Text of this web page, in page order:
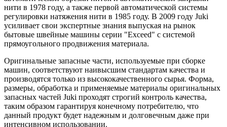
нити в 1978 году, а также первой автоматической системы
регулировки натяжения нити в 1985 году. В 2009 году Juki
усиливает свои экспертные знания выпуская на рынок
бытовые швейные машины серии "Exceed" с системой
прямоугольного продвижения материала.
Оригинальные запасные части, используемые при сборке
машин, соответствуют наивысшим стандартам качества и
производятся только из высококачественного сырья. Форма,
размеры, обработка и применяемые материалы оригинальных
запасных частей Juki проходят строгий контроль качества,
таким образом гарантируя конечному потребителю, что
данный продукт будет надежным и долговечным даже при
интенсивном использовании.